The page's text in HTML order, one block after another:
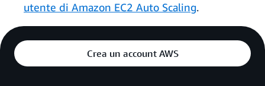
utente di Amazon EC2 Auto Scaling.
Crea un account AWS